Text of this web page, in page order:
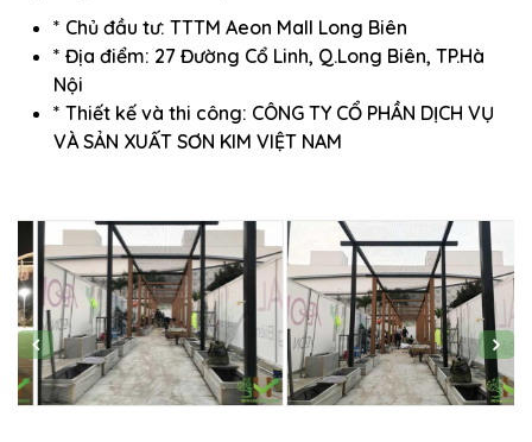
* Chủ đầu tư: TTTM Aeon Mall Long Biên
* Địa điểm: 27 Đường Cổ Linh, Q.Long Biên, TP.Hà
Nội
* Thiết kế và thi công: CÔNG TY CỔ PHẦN DỊCH VỤ
VÀ SẢN XUẤT SƠN KIM VIỆT NAM